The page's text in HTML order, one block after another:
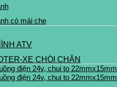
có mái che
ATV
XE CHÒI CHÂN